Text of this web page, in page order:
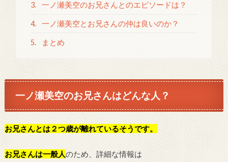
3. 一ノ瀬美空のお兄さんとのエピソードは？
4. 一ノ瀬美空とお兄さんの仲は良いのか？
5. まとめ
一ノ瀬美空のお兄さんはどんな人？
お兄さんとは２つ歳が離れているそうです。
お兄さんは一般人のため、詳細な情報は